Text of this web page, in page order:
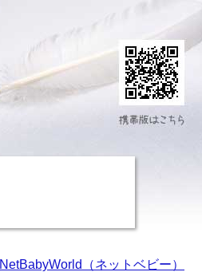
NetBabyWorld（ネットベビー）